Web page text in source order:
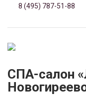
8 (495) 787-51-88
СПА-салон